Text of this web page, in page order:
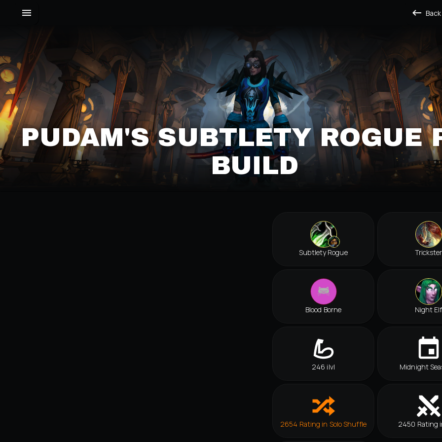
Back
PUDAM'S SUBTLETY ROGUE
BUILD
Subtlety Rogue Trickster
Blood Borne Night Elf
246 ilvl Midnight
2654 Rating in Solo Shuffle 2450 Rating